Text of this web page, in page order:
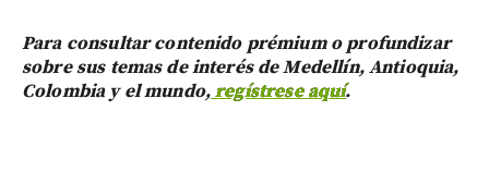
Para consultar contenido prémium o profundizar
sobre sus temas de interés de Medellín, Antioquia,
Colombia y el mundo,regístrese aquí.